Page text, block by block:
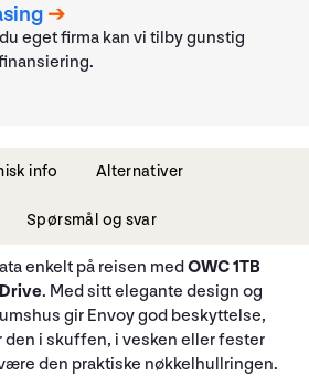
eget firma kan vi tilby gunstig
info Alternativer
Spørsmål og svar
enkelt på reisen medOWC 1TB
. Med sitt elegante design og
gir Envoy god beskyttelse,
den i skuffen, i vesken eller fester
den praktiske nøkkelhullringen.